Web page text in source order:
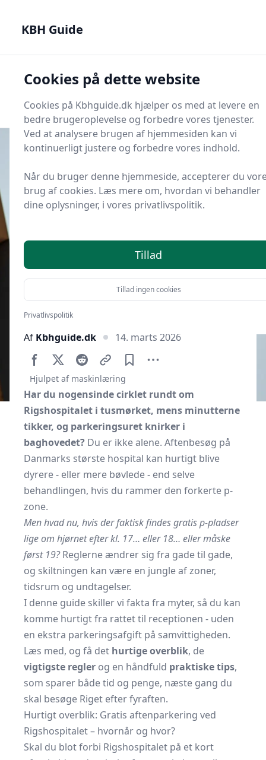
KBH Guide
Start søgning
Udgivet iKBH Guides
Kan jeg parkere gratis ved
Af Kbhguide.dk 14. marts 2026
Hjulpet af maskinlæring
Har du nogensinde cirklet rundt om
Rigshospitalet i tusmørket, mens minutterne
tikker, og parkeringsuret knirker i
baghovedet? Du er ikke alene. Aftenbesøg på
Danmarks største hospital kan hurtigt blive
dyrere - eller mere bøvlede - end selve
behandlingen, hvis du rammer den forkerte p-
zone.
Men hvad nu, hvis der faktisk findes gratis p-pladser
lige om hjørnet efter kl. 17… eller 18… eller måske
først 19?Reglerne ændrer sig fra gade til gade,
og skiltningen kan være en jungle af zoner,
tidsrum og undtagelser.
I denne guide skiller vi fakta fra myter, så du kan
komme hurtigt fra rattet til receptionen - uden
en ekstra parkeringsafgift på samvittigheden.
Læs med, og få det hurtige overblik, de
vigtigste regler og en håndfuld praktiske tips,
som sparer både tid og penge, næste gang du
skal besøge Riget efter fyraften.
Hurtigt overblik: Gratis aftenparkering ved
Rigshospitalet – hvornår og hvor?
Skal du blot forbi Rigshospitalet på et kort
KBH Guide
Cookies på dette website
Cookies på Kbhguide.dk hjælper os med at levere en
bedre brugeroplevelse og forbedre vores tjenester.
Ved at analysere brugen af hjemmesiden kan vi
kontinuerligt justere og forbedre vores indhold.
Når du bruger denne hjemmeside, accepterer du
brug af cookies. Læs mere om, hvordan vi behandler
dine oplysninger, i vores privatlivspolitik.
Tillad
Tillad ingen cookies
Privatlivspolitik